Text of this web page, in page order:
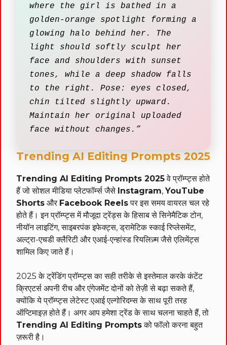
where the girl is bathed in a
golden-orange spotlight forming a
glowing halo behind her. The
light should softly sculpt her
face and shoulders with sunset
tones, while a deep shadow falls
to the right. Pose: eyes closed,
chin tilted slightly upward.
Maintain her original uploaded
face without changes.”
Trending AI Editing Prompts 2025
Trending AI Editing Prompts 2025वे प्रॉम्प्ट्स होते
हैं जो सोशल मीडिया प्लेटफॉर्म्स जैसे Instagram, YouTube
Shorts और Facebook Reelsपर इस समय वायरल चल रहे
होते हैं। इन प्रॉम्प्ट्स में मौजूदा ट्रेंड्स के हिसाब से सिनेमैटिक टोन,
नीयॉन लाइटिंग, साइबरपंक इफेक्ट्स, ड्रामेटिक स्काई रिप्लेसमेंट,
अल्ट्रा-एचडी क्लैरिटी और एआई-एन्हांस्ड रियलिज़्म जैसे एलिमेंट्स
शामिल किए जाते हैं।
2025 के ट्रेंडिंग प्रॉम्प्ट्स का सही तरीके से इस्तेमाल करके कंटेंट
क्रिएटर्स अपनी रीच और एंगेजमेंट दोनों को तेज़ी से बढ़ा सकते हैं,
क्योंकि ये प्रॉम्प्ट्स लेटेस्ट एआई एल्गोरिदम्स के साथ पूरी तरह
ऑप्टिमाइज़ होते हैं। अगर आप हमेशा ट्रेंड के साथ चलना चाहते हैं, तो
Trending AI Editing Promptsको फॉलो करना बहुत
ज़रूरी है।